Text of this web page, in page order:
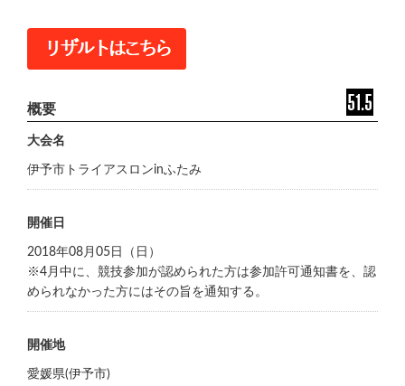
大会名
伊予市トライアスロンinふたみ
開催日
2018年08月05日（日）
※4月中に、競技参加が認められた方は参加許可通知書を、認
められなかった方にはその旨を通知する。
開催地
愛媛県(伊予市)